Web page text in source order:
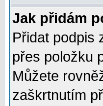
Jak přidám
Přidat podpis
přes položku
Můžete
zaškrtnutím